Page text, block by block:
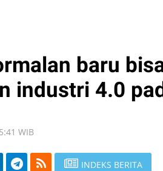
baru
industri 4.0
WIB
INDEKS BERITA